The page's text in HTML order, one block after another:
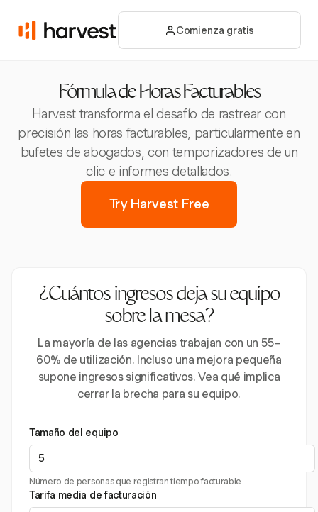
Comienza gratis
Fórmula de Horas Facturables
Harvest transforma el desafío de rastrear con
precisión las horas facturables, particularmente en
bufetes de abogados, con temporizadores de un
clic e informes detallados.
Try Harvest Free
¿Cuántos ingresos deja su equipo
sobre la mesa?
La mayoría de las agencias trabajan con un 55–
60% de utilización. Incluso una mejora pequeña
supone ingresos significativos. Vea qué implica
cerrar la brecha para su equipo.
Tamaño del equipo
Número de personas que registran tiempo facturable
Tarifa media de facturación